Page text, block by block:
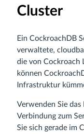
Cluster
Ein CockroachDB
verwaltete,
die von Cockroach
können
Infrastruktur
Verwenden Sie das
Verbindung zum
Sie sich gerade im